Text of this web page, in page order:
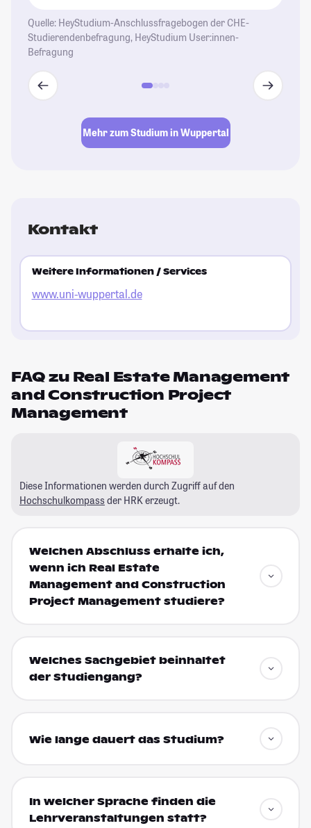
Quelle: HeyStudium-Anschlussfragebogen der CHE-
Studierendenbefragung, HeyStudium User:innen-
Befragung
Mehr zum Studium in Wuppertal
Kontakt
Weitere Informationen / Services
www.uni-wuppertal.de
FAQ zu Real Estate Management
and Construction Project
Management
Diese Informationen werden durch Zugriff auf den
Hochschulkompass der HRK erzeugt.
Welchen Abschluss erhalte ich,
wenn ich Real Estate
Management and Construction
Project Management studiere?
Welches Sachgebiet beinhaltet
der Studiengang?
Wie lange dauert das Studium?
In welcher Sprache finden die
Lehrveranstaltungen statt?